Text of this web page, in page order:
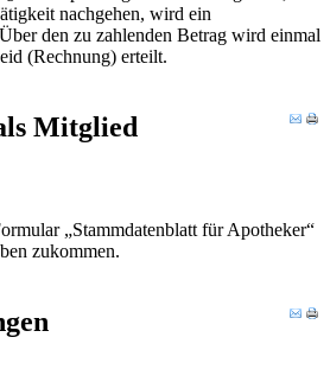
nachgehen, wird ein
den zu zahlenden Betrag wird einmal
(Rechnung) erteilt.
Mitglied
„Stammdatenblatt für Apotheker“
zukommen.